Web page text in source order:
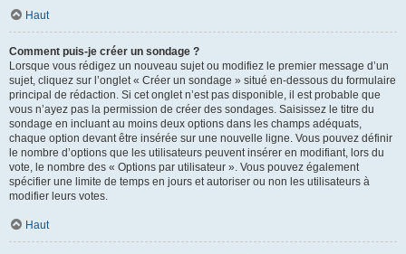
Haut
Comment puis-je créer un sondage ?
Lorsque vous rédigez un nouveau sujet ou modifiez le premier message d’un
sujet, cliquez sur l’onglet « Créer un sondage » situé en-dessous du formulaire
principal de rédaction. Si cet onglet n’est pas disponible, il est probable que
vous n’ayez pas la permission de créer des sondages. Saisissez le titre du
sondage en incluant au moins deux options dans les champs adéquats,
chaque option devant être insérée sur une nouvelle ligne. Vous pouvez définir
le nombre d’options que les utilisateurs peuvent insérer en modifiant, lors du
vote, le nombre des « Options par utilisateur ». Vous pouvez également
spécifier une limite de temps en jours et autoriser ou non les utilisateurs à
modifier leurs votes.
Haut